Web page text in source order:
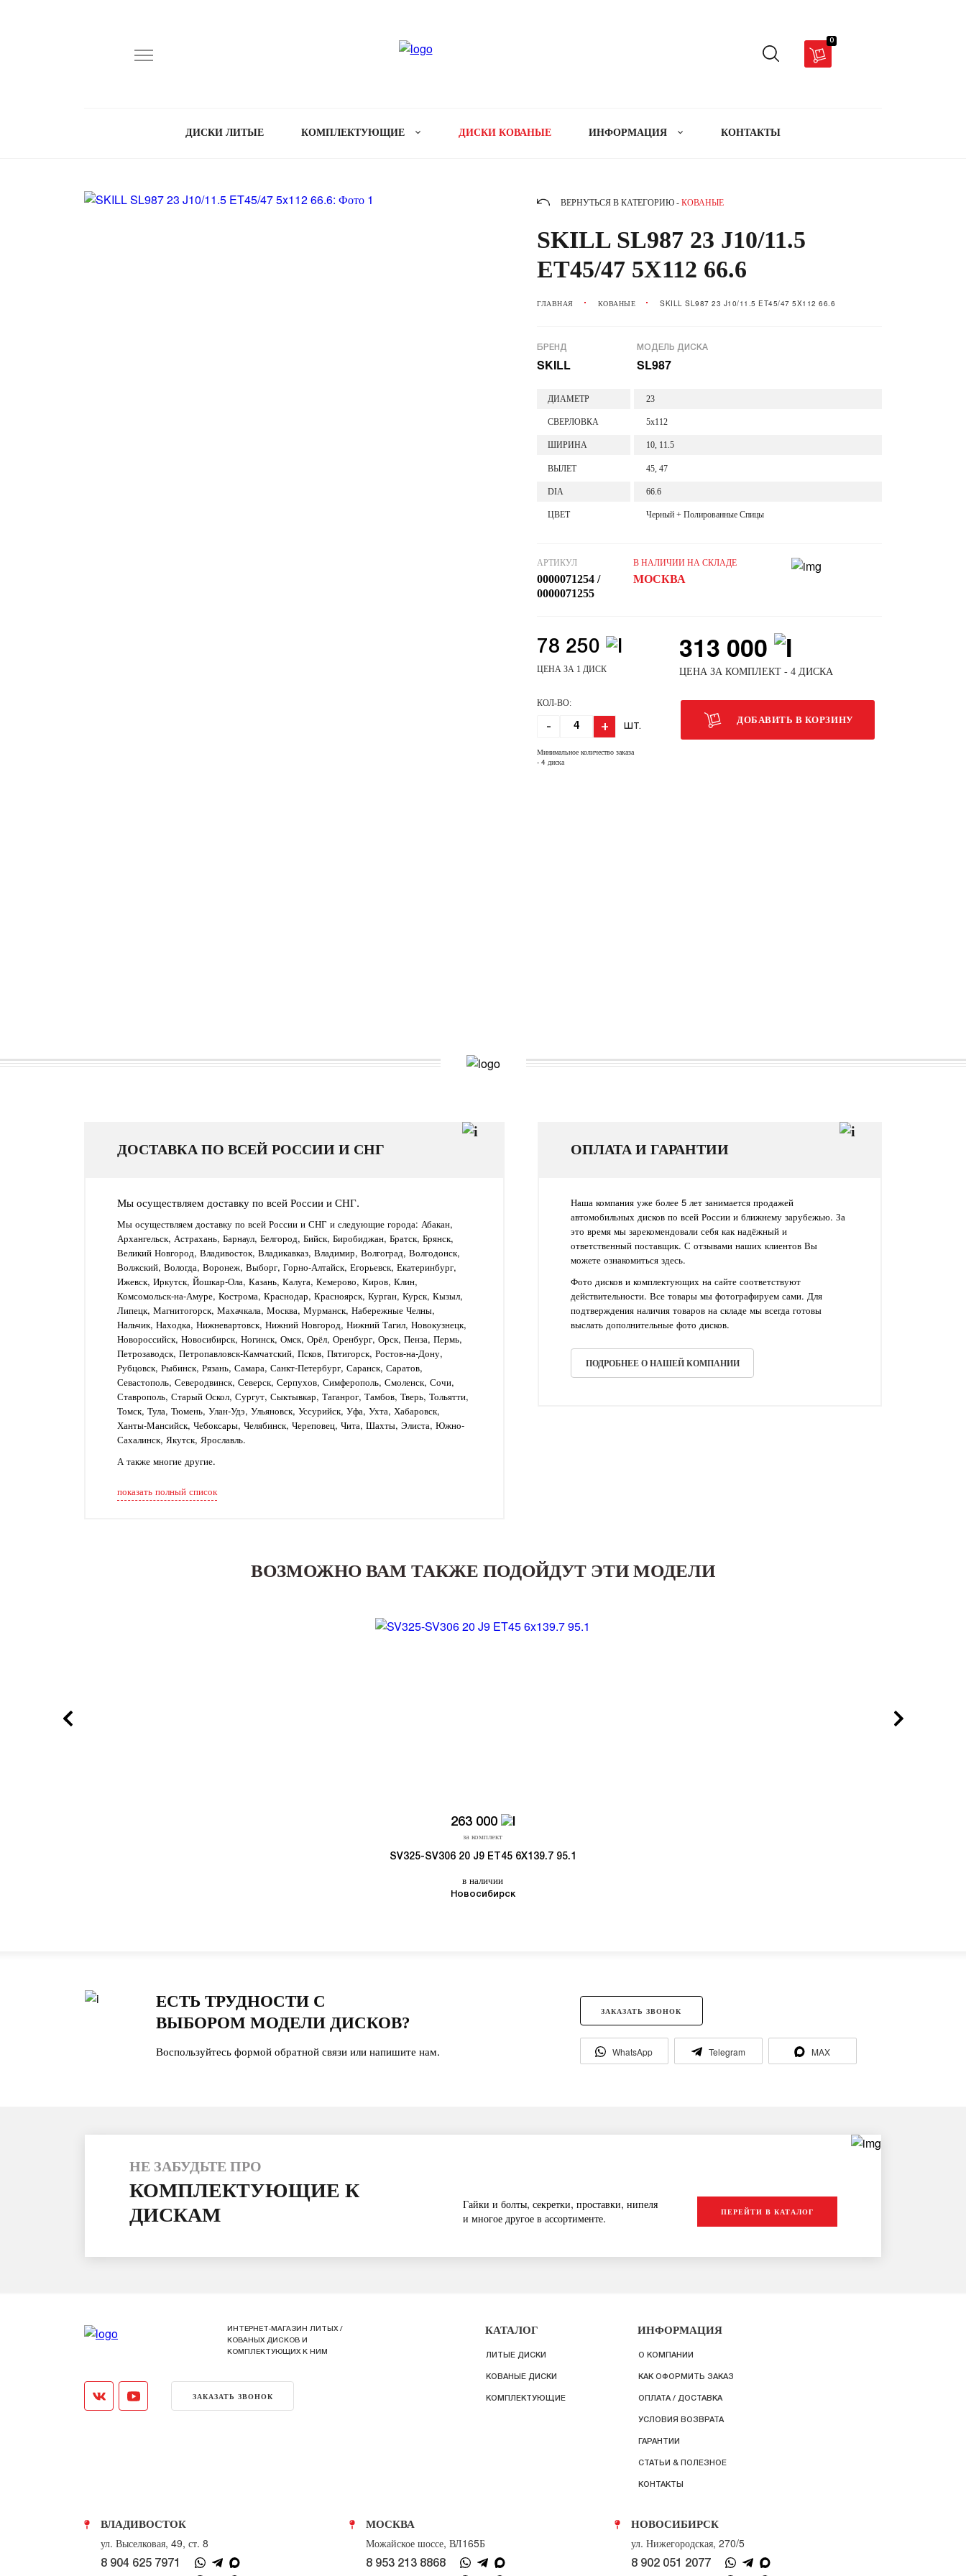
0
ДИСКИ ЛИТЫЕ КОМПЛЕКТУЮЩИЕ ДИСКИ КОВАНЫЕ ИНФОРМАЦИЯ КОНТАКТЫ
ВЕРНУТЬСЯ В КАТЕГОРИЮ - КОВАНЫЕ
SKILL SL987 23 J10/11.5
ET45/47 5X112 66.6
ГЛАВНАЯ КОВАНЫЕ SKILL SL987 23 J10/11.5 ET45/47 5X112 66.6
БРЕНД
SKILL
МОДЕЛЬ ДИСКА
SL987
ДИАМЕТР 23
СВЕРЛОВКА 5x112
ШИРИНА 10, 11.5
ВЫЛЕТ 45, 47
DIA 66.6
ЦВЕТ Черный + Полированные Спицы
АРТИКУЛ
0000071254 /
0000071255
В НАЛИЧИИ НА СКЛАДЕ
МОСКВА
78 250
ЦЕНА ЗА 1 ДИСК
313 000
ЦЕНА ЗА КОМПЛЕКТ - 4 ДИСКА
КОЛ-ВО:
- + ШТ.
Минимальное количество заказа
- 4 диска
ДОБАВИТЬ В КОРЗИНУ
ДОСТАВКА ПО ВСЕЙ РОССИИ И СНГ
Мы осуществляем доставку по всей России и СНГ.
Мы осуществляем доставку по всей России и СНГ и следующие города: Абакан,
Архангельск, Астрахань, Барнаул, Белгород, Бийск, Биробиджан, Братск, Брянск,
Великий Новгород, Владивосток, Владикавказ, Владимир, Волгоград, Волгодонск,
Волжский, Вологда, Воронеж, Выборг, Горно-Алтайск, Егорьевск, Екатеринбург,
Ижевск, Иркутск, Йошкар-Ола, Казань, Калуга, Кемерово, Киров, Клин,
Комсомольск-на-Амуре, Кострома, Краснодар, Красноярск, Курган, Курск, Кызыл,
Липецк, Магнитогорск, Махачкала, Москва, Мурманск, Набережные Челны,
Нальчик, Находка, Нижневартовск, Нижний Новгород, Нижний Тагил, Новокузнецк,
Новороссийск, Новосибирск, Ногинск, Омск, Орёл, Оренбург, Орск, Пенза, Пермь,
Петрозаводск, Петропавловск-Камчатский, Псков, Пятигорск, Ростов-на-Дону,
Рубцовск, Рыбинск, Рязань, Самара, Санкт-Петербург, Саранск, Саратов,
Севастополь, Северодвинск, Северск, Серпухов, Симферополь, Смоленск, Сочи,
Ставрополь, Старый Оскол, Сургут, Сыктывкар, Таганрог, Тамбов, Тверь, Тольятти,
Томск, Тула, Тюмень, Улан-Удэ, Ульяновск, Уссурийск, Уфа, Ухта, Хабаровск,
Ханты-Мансийск, Чебоксары, Челябинск, Череповец, Чита, Шахты, Элиста, Южно-
Сахалинск, Якутск, Ярославль.
А также многие другие.
показать полный список
ОПЛАТА И ГАРАНТИИ
Наша компания уже более 5 лет занимается продажей
автомобильных дисков по всей России и ближнему зарубежью. За
это время мы зарекомендовали себя как надёжный и
ответственный поставщик. С отзывами наших клиентов Вы
можете ознакомиться здесь.
Фото дисков и комплектующих на сайте соответствуют
действительности. Все товары мы фотографируем сами. Для
подтверждения наличия товаров на складе мы всегда готовы
выслать дополнительные фото дисков.
ПОДРОБНЕЕ О НАШЕЙ КОМПАНИИ
ВОЗМОЖНО ВАМ ТАКЖЕ ПОДОЙДУТ ЭТИ МОДЕЛИ
263 000
за комплект
SV325-SV306 20 J9 ET45 6X139.7 95.1
в наличии
Новосибирск
ЕСТЬ ТРУДНОСТИ С
ВЫБОРОМ МОДЕЛИ ДИСКОВ?
Воспользуйтесь формой обратной связи или напишите нам.
ЗАКАЗАТЬ ЗВОНОК
WhatsApp Telegram MAX
НЕ ЗАБУДЬТЕ ПРО
КОМПЛЕКТУЮЩИЕ К
ДИСКАМ
Гайки и болты, секретки, проставки, нипеля
и многое другое в ассортименте.
ПЕРЕЙТИ В КАТАЛОГ
ИНТЕРНЕТ-МАГАЗИН ЛИТЫХ /
КОВАНЫХ ДИСКОВ И
КОМПЛЕКТУЮЩИХ К НИМ
ЗАКАЗАТЬ ЗВОНОК
КАТАЛОГ
ЛИТЫЕ ДИСКИ
КОВАНЫЕ ДИСКИ
КОМПЛЕКТУЮЩИЕ
ИНФОРМАЦИЯ
О КОМПАНИИ
КАК ОФОРМИТЬ ЗАКАЗ
ОПЛАТА / ДОСТАВКА
УСЛОВИЯ ВОЗВРАТА
ГАРАНТИИ
СТАТЬИ & ПОЛЕЗНОЕ
КОНТАКТЫ
ВЛАДИВОСТОК
ул. Выселковая, 49, ст. 8
8 904 625 7971
МОСКВА
Можайское шоссе, ВЛ165Б
8 953 213 8868
НОВОСИБИРСК
ул. Нижегородская, 270/5
8 902 051 2077